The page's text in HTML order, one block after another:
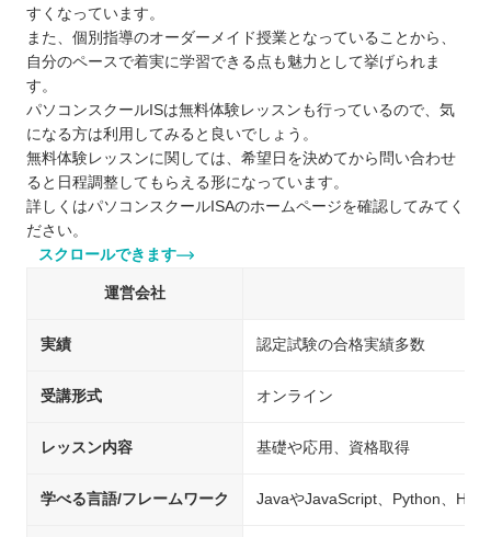
すくなっています。
また、個別指導のオーダーメイド授業となっていることから、
自分のペースで着実に学習できる点も魅力として挙げられま
す。
パソコンスクールISは無料体験レッスンも行っているので、気
になる方は利用してみると良いでしょう。
無料体験レッスンに関しては、希望日を決めてから問い合わせ
ると日程調整してもらえる形になっています。
詳しくはパソコンスクールISAのホームページを確認してみてく
ださい。
スクロールできます
運営会社
実績 認定試験の合格実績多数
受講形式 オンライン
レッスン内容 基礎や応用、資格取得
学べる言語/フレームワーク JavaやJavaScript、Python、